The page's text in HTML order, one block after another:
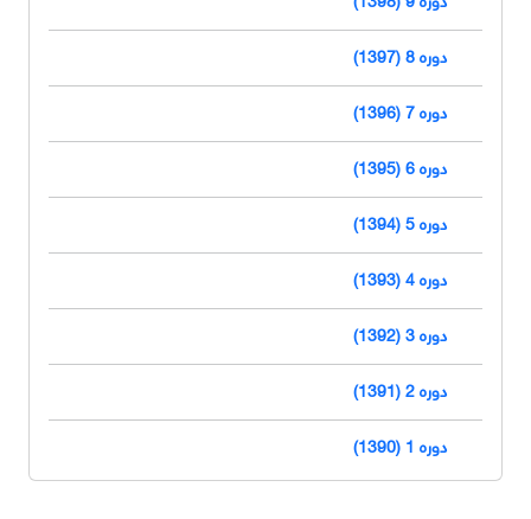
دوره 8 (1397)
دوره 7 (1396)
دوره 6 (1395)
دوره 5 (1394)
دوره 4 (1393)
دوره 3 (1392)
دوره 2 (1391)
دوره 1 (1390)